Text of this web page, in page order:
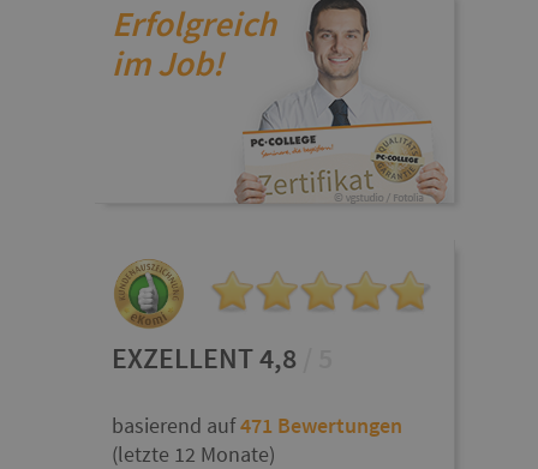
Erfolgreich
im Job!
EXZELLENT 4,8
basierend auf471 Bewertungen
(letzte 12 Monate)